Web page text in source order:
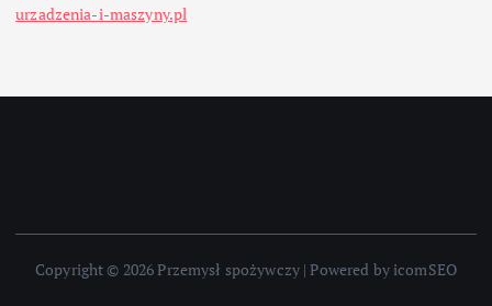
urzadzenia-i-maszyny.pl
Copyright © 2026 Przemysł spożywczy | Powered by icomSEO